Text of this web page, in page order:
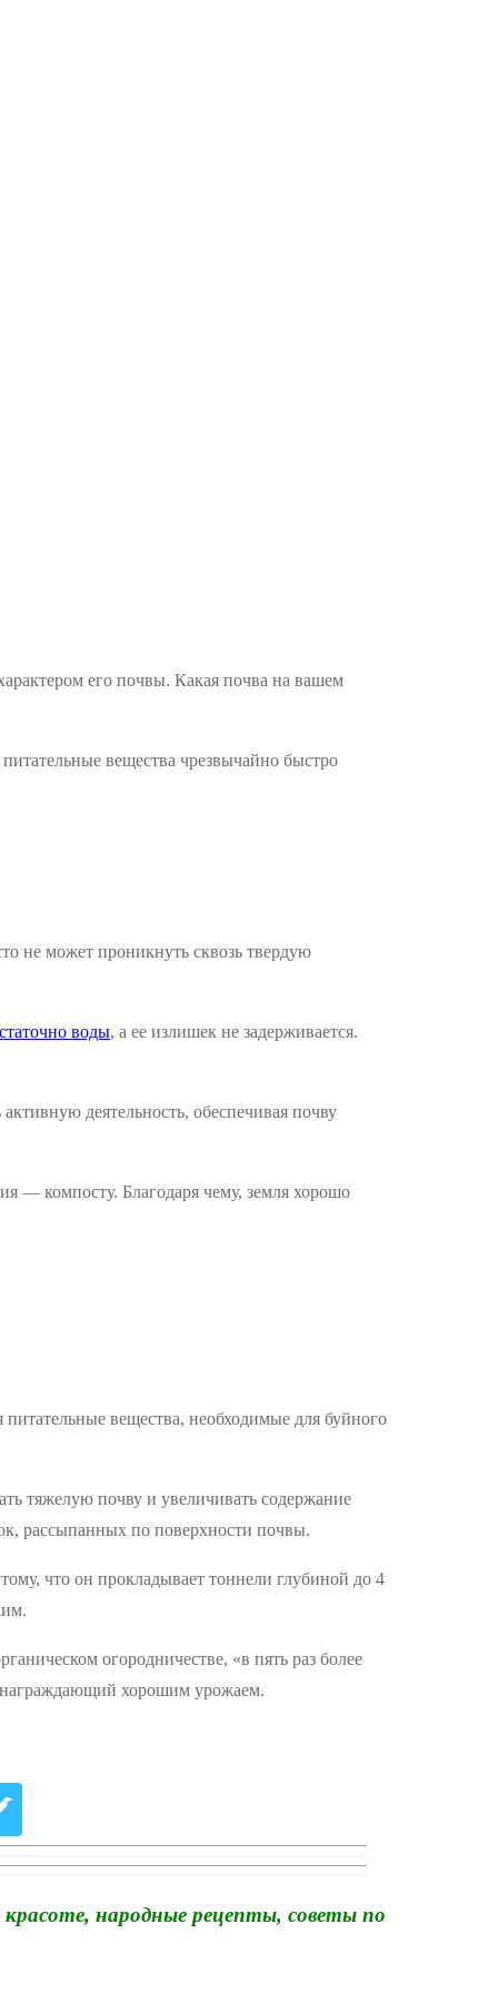
его почвы. Какая почва на вашем
вещества чрезвычайно быстро
не может проникнуть сквозь твердую
воды, а ее излишек не задерживается.
деятельность, обеспечивая почву
— компосту. Благодаря чему, земля хорошо
вещества, необходимые для буйного
тяжелую почву и увеличивать содержание
рассыпанных по поверхности почвы.
что он прокладывает тоннели глубиной до 4
огородничестве, «в пять раз более
хорошим урожаем.
народные рецепты, советы по